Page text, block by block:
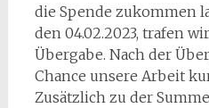
die Spende zukommen
den 04.02.2023, trafen
Übergabe. Nach der
Chance unsere Arbeit
Zusätzlich zu der